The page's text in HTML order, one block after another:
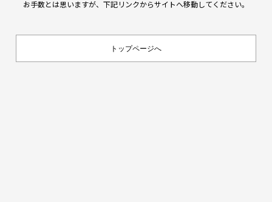
お手数とは思いますが、下記リンクからサイトへ移動してください。
トップページへ